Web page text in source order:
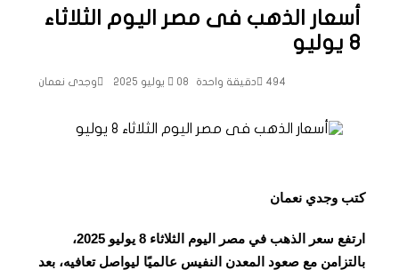
أسعار الذهب فى مصر اليوم الثلاثاء
8 يوليو
وجدى نعمان 08 يوليو 2025 494 دقيقة واحدة
كتب وجدي نعمان
ارتفع سعر الذهب في مصر اليوم الثلاثاء 8 يوليو 2025،
بالتزامن مع صعود المعدن النفيس عالميًا ليواصل تعافيه، بعد